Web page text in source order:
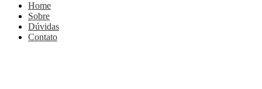
Home
Sobre
Dúvidas
Contato